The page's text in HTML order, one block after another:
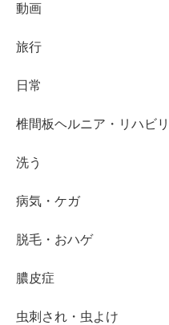
動画
旅行
日常
椎間板ヘルニア・リハビリ
洗う
病気・ケガ
脱毛・おハゲ
膿皮症
虫刺され・虫よけ